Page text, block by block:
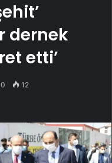
dernek
etti’
0 12